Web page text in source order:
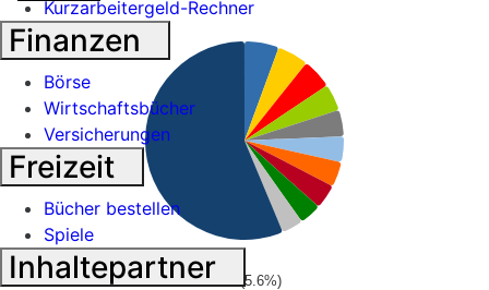
Glencore Plc (5.6%)
Kurzarbeitergeld-Rechner
Finanzen
Börse
Wirtschaftsbücher
Versicherungen
Freizeit
Bücher bestellen
Spiele
Inhaltepartner